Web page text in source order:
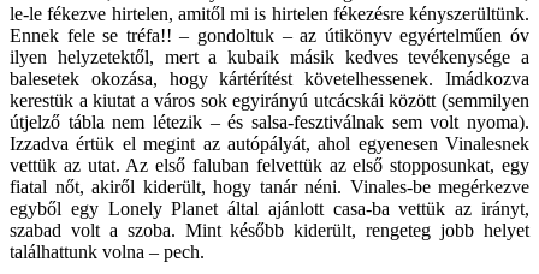
le-le fékezve hirtelen, amitől mi is hirtelen fékezésre kényszerültünk.
Ennek fele se tréfa!! – gondoltuk – az útikönyv egyértelműen óv
ilyen helyzetektől, mert a kubaik másik kedves tevékenysége a
balesetek okozása, hogy kártérítést követelhessenek. Imádkozva
kerestük a kiutat a város sok egyirányú utcácskái között (semmilyen
útjelző tábla nem létezik – és salsa-fesztiválnak sem volt nyoma).
Izzadva értük el megint az autópályát, ahol egyenesen Vinalesnek
vettük az utat. Az első faluban felvettük az első stopposunkat, egy
fiatal nőt, akiről kiderült, hogy tanár néni. Vinales-be megérkezve
egyből egy Lonely Planet által ajánlott casa-ba vettük az irányt,
szabad volt a szoba. Mint később kiderült, rengeteg jobb helyet
találhattunk volna – pech.